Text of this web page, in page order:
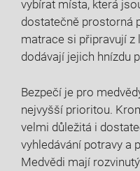
vybírat místa, která
dostatečně prostorná
matrace si ⁤připravují z
dodávají jejich hnízdu
Bezpečí je pro
nejvyšší prioritou.
velmi ⁤důležitá i
vyhledávání potravy a
Medvědi mají